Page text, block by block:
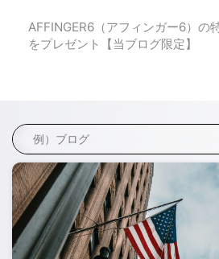
AFFINGER6（アフィンガー6）の
をプレゼント【当ブログ限定】